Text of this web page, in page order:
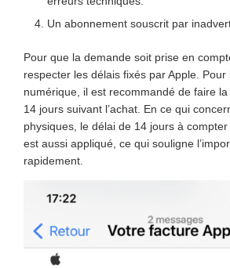
Un abonnement souscrit par
Pour que la demande soit prise en
respecter les délais fixés par Apple. Pour
numérique, il est recommandé de faire
14 jours suivant l’achat. En ce qui
physiques, le délai de 14 jours à compter
est aussi appliqué, ce qui souligne
rapidement.